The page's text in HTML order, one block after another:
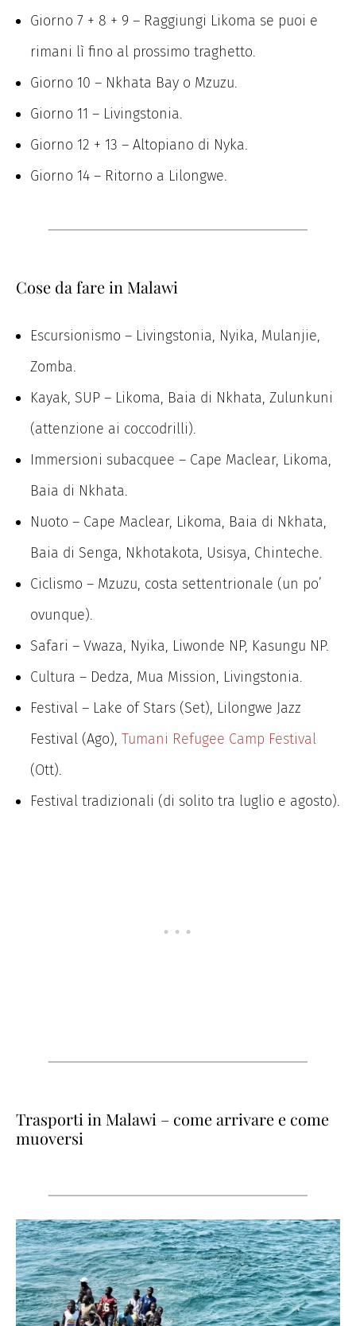
Giorno 7 + 8 + 9 – Raggiungi Likoma se puoi e
rimani lì fino al prossimo traghetto.
Giorno 10 – Nkhata Bay o Mzuzu.
Giorno 11 – Livingstonia.
Giorno 12 + 13 – Altopiano di Nyka.
Giorno 14 – Ritorno a Lilongwe.
Cose da fare in Malawi
Escursionismo – Livingstonia, Nyika, Mulanjie,
Zomba.
Kayak, SUP – Likoma, Baia di Nkhata, Zulunkuni
(attenzione ai coccodrilli).
Immersioni subacquee – Cape Maclear, Likoma,
Baia di Nkhata.
Nuoto – Cape Maclear, Likoma, Baia di Nkhata,
Baia di Senga, Nkhotakota, Usisya, Chinteche.
Ciclismo – Mzuzu, costa settentrionale (un po’
ovunque).
Safari – Vwaza, Nyika, Liwonde NP, Kasungu NP.
Cultura – Dedza, Mua Mission, Livingstonia.
Festival – Lake of Stars (Set), Lilongwe Jazz
Festival (Ago), Tumani Refugee Camp Festival
(Ott).
Festival tradizionali (di solito tra luglio e agosto).
Trasporti in Malawi – come arrivare e come
muoversi